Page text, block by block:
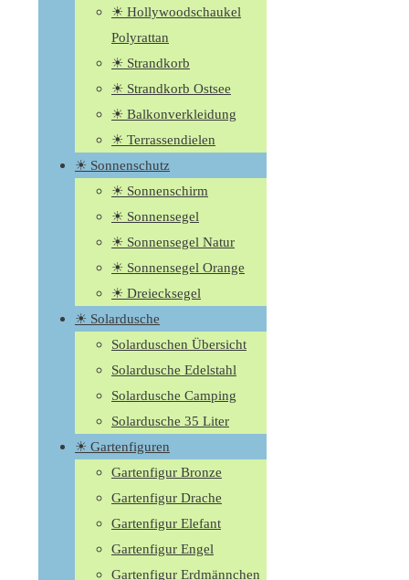
☀ Hollywoodschaukel
Polyrattan
☀ Strandkorb
☀ Strandkorb Ostsee
☀ Balkonverkleidung
☀ Terrassendielen
☀ Sonnenschutz
☀ Sonnenschirm
☀ Sonnensegel
☀ Sonnensegel Natur
☀ Sonnensegel Orange
☀ Dreiecksegel
☀ Solardusche
Solarduschen Übersicht
Solardusche Edelstahl
Solardusche Camping
Solardusche 35 Liter
☀ Gartenfiguren
Gartenfigur Bronze
Gartenfigur Drache
Gartenfigur Elefant
Gartenfigur Engel
Gartenfigur Erdmännchen